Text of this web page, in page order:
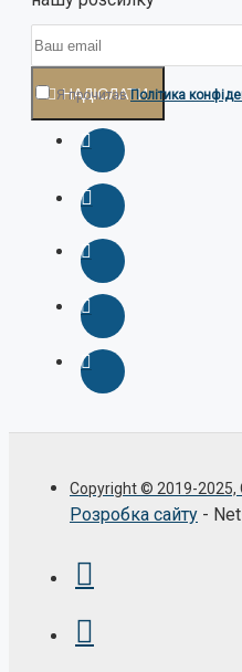
НАДІСЛАТИ
Я прочитав Політика
Copyright © 2019-2025,
Розробка сайту -